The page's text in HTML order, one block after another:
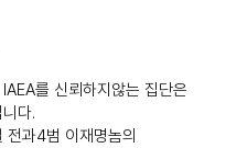
를 신뢰하지않는 집단은
다.
과4범 이재명놈의